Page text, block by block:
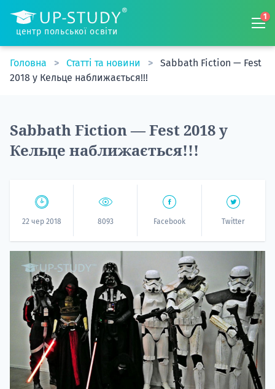
центр польської освіти
1
Головна Статті та новини
Sabbath Fiction — Fest
2018 у Кельце наближається!!!
Sabbath Fiction — Fest 2018 у
Кельце наближається!!!
22 чер 2018 8093 Facebook Twitter
НАБІР